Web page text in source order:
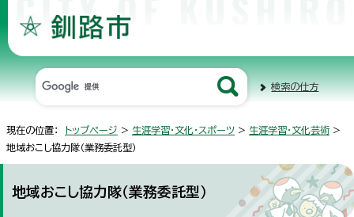
検索の仕方
現在の位置： トップページ > 生涯学習・文化・スポーツ > 生涯学習・文化芸術 >
地域おこし協力隊（業務委託型）
地域おこし協力隊（業務委託型）